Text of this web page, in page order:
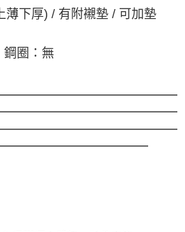
薄下厚) / 有附襯墊 / 可加墊
鋼圈：無